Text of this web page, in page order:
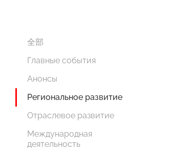
全部
Главные события
Анонсы
Региональное развитие
Отраслевое развитие
Международная
деятельность